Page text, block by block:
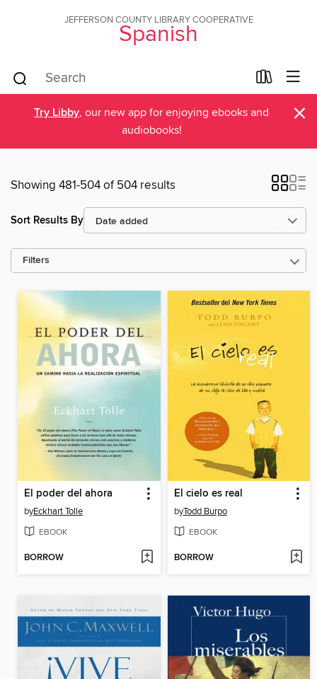
JEFFERSON COUNTY LIBRARY COOPERATIVE
Spanish
Try Libby, our new app for enjoying ebooks and
audiobooks!
×
Showing 481-504 of 504 results
Sort Results By
Filters
El poder del ahora
byEckhart Tolle
EBOOK
BORROW
El cielo es real
byTodd Burpo
EBOOK
BORROW